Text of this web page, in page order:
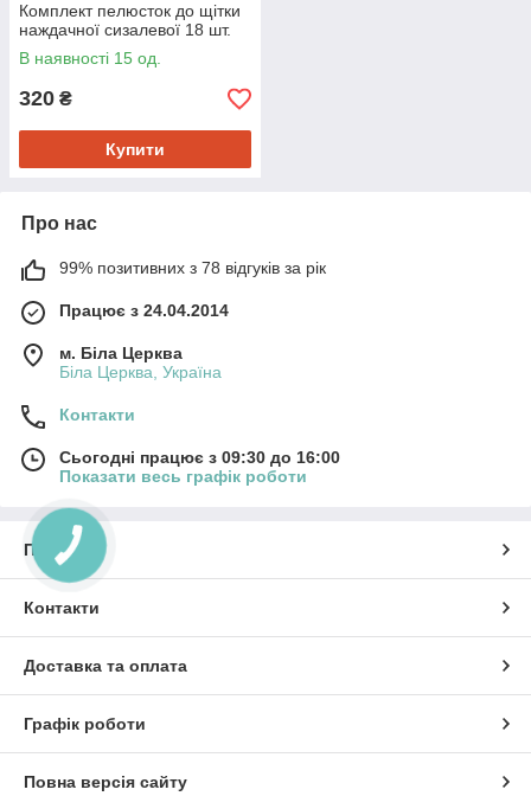
Комплект пелюсток до щітки
наждачної сизалевої 18 шт.
В наявності 15 од.
320 ₴
Купити
Про нас
99% позитивних з 78 відгуків за рік
Працює з 24.04.2014
м. Біла Церква
Біла Церква, Україна
Контакти
Сьогодні працює з 09:30 до 16:00
Показати весь графік роботи
Про нас
Контакти
Доставка та оплата
Графік роботи
Повна версія сайту
КНОПКА
ЗВ'ЯЗКУ